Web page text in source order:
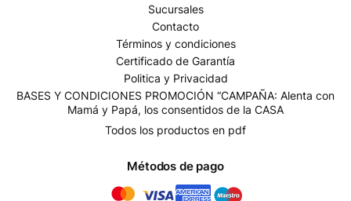
Sucursales
Contacto
Términos y condiciones
Certificado de Garantía
Politica y Privacidad
BASES Y CONDICIONES PROMOCIÓN “CAMPAÑA: Alenta con
Mamá y Papá, los consentidos de la CASA
Todos los productos en pdf
Métodos de pago